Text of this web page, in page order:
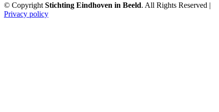
© CopyrightStichting Eindhoven in Beeld. All Rights Reserved |
Privacy policy